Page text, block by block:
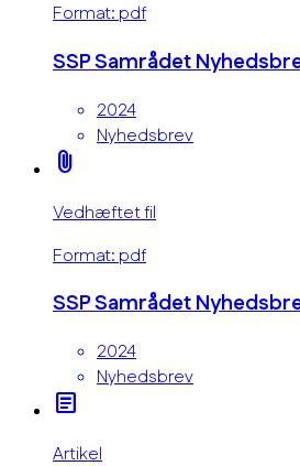
Format: pdf
SSP Samrådet
2024
Nyhedsbrev
attach_file
Vedhæftet fil
Format: pdf
SSP Samrådet
2024
Nyhedsbrev
article
Artikel